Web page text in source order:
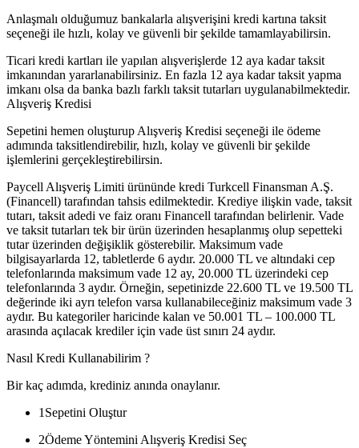
Anlaşmalı olduğumuz bankalarla alışverişini kredi kartına taksit
seçeneği ile hızlı, kolay ve güvenli bir şekilde tamamlayabilirsin.
Ticari kredi kartları ile yapılan alışverişlerde 12 aya kadar taksit
imkanından yararlanabilirsiniz. En fazla 12 aya kadar taksit yapma
imkanı olsa da banka bazlı farklı taksit tutarları uygulanabilmektedir.
Alışveriş Kredisi
Sepetini hemen oluşturup Alışveriş Kredisi seçeneği ile ödeme
adımında taksitlendirebilir, hızlı, kolay ve güvenli bir şekilde
işlemlerini gerçekleştirebilirsin.
Paycell Alışveriş Limiti ürününde kredi Turkcell Finansman A.Ş.
(Financell) tarafından tahsis edilmektedir. Krediye ilişkin vade, taksit
tutarı, taksit adedi ve faiz oranı Financell tarafından belirlenir. Vade
ve taksit tutarları tek bir ürün üzerinden hesaplanmış olup sepetteki
tutar üzerinden değişiklik gösterebilir. Maksimum vade
bilgisayarlarda 12, tabletlerde 6 aydır. 20.000 TL ve altındaki cep
telefonlarında maksimum vade 12 ay, 20.000 TL üzerindeki cep
telefonlarında 3 aydır. Örneğin, sepetinizde 22.600 TL ve 19.500 TL
değerinde iki ayrı telefon varsa kullanabileceğiniz maksimum vade 3
aydır. Bu kategoriler haricinde kalan ve 50.001 TL – 100.000 TL
arasında açılacak krediler için vade üst sınırı 24 aydır.
Nasıl Kredi Kullanabilirim ?
Bir kaç adımda, krediniz anında onaylanır.
1 Sepetini Oluştur
2Ödeme Yöntemini Alışveriş Kredisi Seç